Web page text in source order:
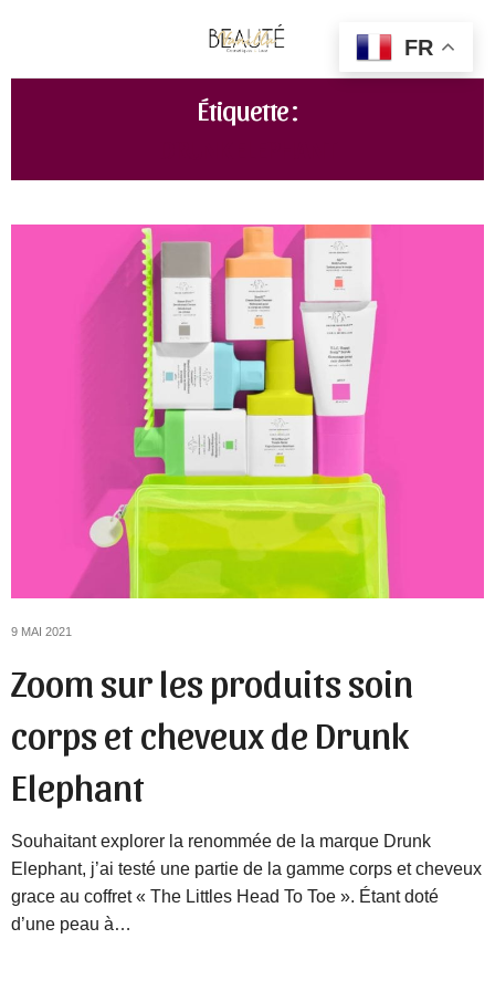
Étiquette :
9 MAI 2021
Zoom sur les produits soin
corps et cheveux de Drunk
Elephant
Souhaitant explorer la renommée de la marque Drunk
Elephant, j’ai testé une partie de la gamme corps et cheveux
grace au coffret « The Littles Head To Toe ». Étant doté
d’une peau à…
FR